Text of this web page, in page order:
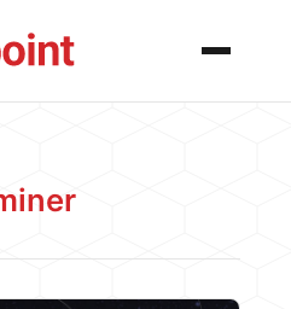
Menü